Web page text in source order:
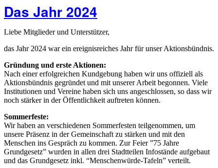
Das Jahr 2024
Liebe Mitglieder und Unterstützer,
das Jahr 2024 war ein ereignisreiches Jahr für unser Aktionsbündnis.
Gründung und erste Aktionen:
Nach einer erfolgreichen Kundgebung haben wir uns offiziell als
Aktionsbündnis gegründet und mit unserer Arbeit begonnen. Viele
Institutionen und Vereine haben sich uns angeschlossen, so dass wir
noch stärker in der Öffentlichkeit auftreten können.
Sommerfeste:
Wir haben an verschiedenen Sommerfesten teilgenommen, um
unsere Präsenz in der Gemeinschaft zu stärken und mit den
Menschen ins Gespräch zu kommen. Zur Feier ”75 Jahre
Grundgesetz” wurden in allen drei Stadtteilen Infostände aufgebaut
und das Grundgesetz inkl. “Menschenwürde-Tafeln” verteilt.